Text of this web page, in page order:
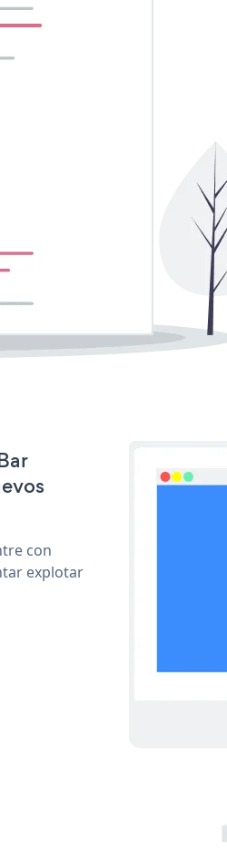
con
explotar